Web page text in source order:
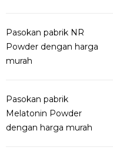
Pasokan pabrik NR
Powder dengan harga
murah
Pasokan pabrik
Melatonin Powder
dengan harga murah